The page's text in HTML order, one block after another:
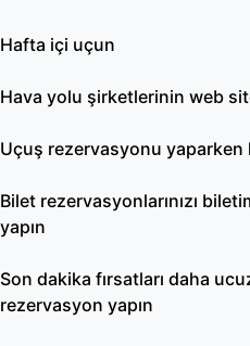
Hafta içi uçun
Hava yolu şirketlerinin web
Uçuş rezervasyonu yaparken
Bilet rezervasyonlarınızı
yapın
Son dakika fırsatları daha
rezervasyon yapın